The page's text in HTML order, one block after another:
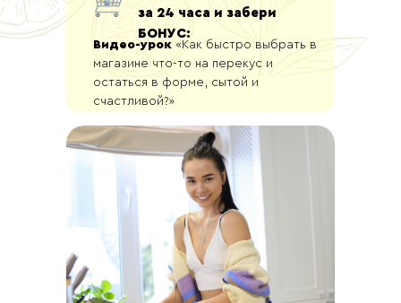
Видео-урок «Как быстро выбрать в
магазине что-то на перекус и
остаться в форме, сытой и
счастливой?»
за 24 часа и забери
БОНУС: